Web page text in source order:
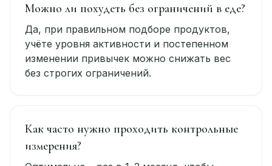
Можно ли похудеть без ограничений в еде?
Да, при правильном подборе продуктов,
учёте уровня активности и постепенном
изменении привычек можно снижать вес
без строгих ограничений.
Как часто нужно проходить контрольные
измерения?